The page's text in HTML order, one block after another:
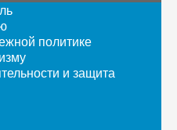
политике
и защита